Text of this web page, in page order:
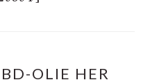
OLIE HER